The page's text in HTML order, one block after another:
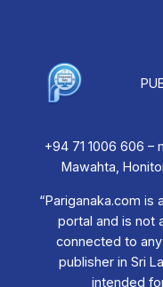
+94 71 1006 606 –
Mawahta,
“Pariganaka.com
portal and is not
connected to
publisher in Sri
intended